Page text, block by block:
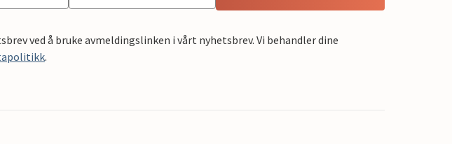
ved å bruke avmeldingslinken i vårt nyhetsbrev. Vi behandler dine
.